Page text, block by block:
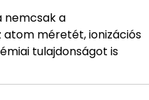
nemcsak a
méretét, ionizációs
tulajdonságot is